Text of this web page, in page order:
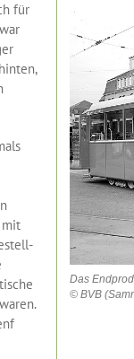
für
mit
Das
© BVB